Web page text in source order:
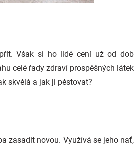
Však si ho lidé cení už od dob
celé řady zdraví prospěšných látek
skvělá a jak ji pěstovat?
zasadit novou. Využívá se jeho nať,